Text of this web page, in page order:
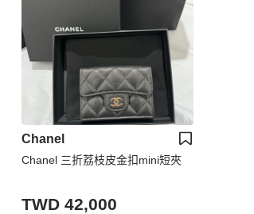
Chanel
Chanel 三折荔枝皮金扣mini短夾
TWD 42,000